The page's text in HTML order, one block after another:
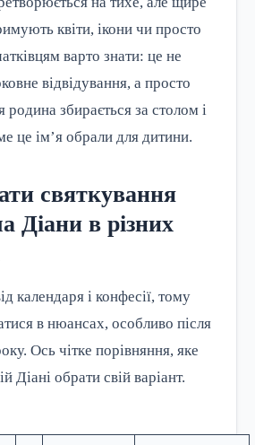
квіти, ікони чи просто
варто знати: це не
відвідування, а просто
родина збирається за столом і
це ім’я обрали для дитини.
святкування
Діани в різних
календаря і конфесії, тому
в нюансах, особливо після
Ось чітке порівняння, яке
Діані обрати свій варіант.